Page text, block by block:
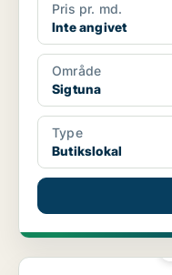
Pris pr. md.
Inte angivet
Område
Sigtuna
Type
Butikslokal
Butikslokal i Sigtuna